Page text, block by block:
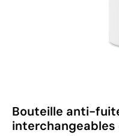
Bouteille anti-
interchangeables